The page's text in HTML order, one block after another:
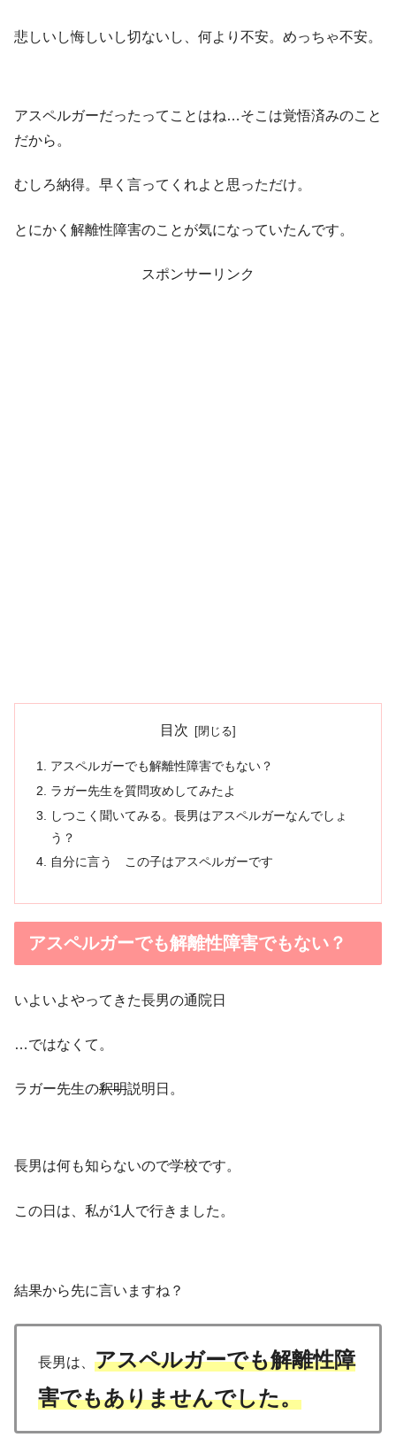
悲しいし悔しいし切ないし、何より不安。めっちゃ不安。
アスペルガーだったってことはね…そこは覚悟済みのこと
だから。
むしろ納得。早く言ってくれよと思っただけ。
とにかく解離性障害のことが気になっていたんです。
スポンサーリンク
目次
アスペルガーでも解離性障害でもない？
ラガー先生を質問攻めしてみたよ
しつこく聞いてみる。長男はアスペルガーなんでしょ
う？
自分に言う この子はアスペルガーです
アスペルガーでも解離性障害でもない？
いよいよやってきた長男の通院日
…ではなくて。
ラガー先生の釈明説明日。
長男は何も知らないので学校です。
この日は、私が1人で行きました。
結果から先に言いますね？
長男は、 アスペルガーでも解離性障
害でもありませんでした。